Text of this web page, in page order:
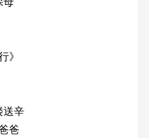
》
送辛
爸